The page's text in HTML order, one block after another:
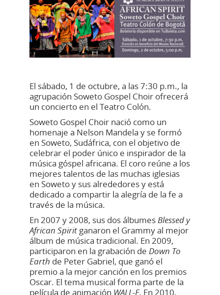
El sábado, 1 de octubre, a las 7:30 p.m., la
agrupación Soweto Gospel Choir ofrecerá
un concierto en el Teatro Colón.
Soweto Gospel Choir nació como un
homenaje a Nelson Mandela y se formó
en Soweto, Sudáfrica, con el objetivo de
celebrar el poder único e inspirador de la
música góspel africana. El coro reúne a los
mejores talentos de las muchas iglesias
en Soweto y sus alrededores y está
dedicado a compartir la alegría de la fe a
través de la música.
En 2007 y 2008, sus dos álbumes Blessed y
African Spiritganaron el Grammy al mejor
álbum de música tradicional. En 2009,
participaron en la grabación de Down To
Earth de Peter Gabriel, que ganó el
premio a la mejor canción en los premios
Oscar. El tema musical forma parte de la
película de animación WALL-E. En 2010,